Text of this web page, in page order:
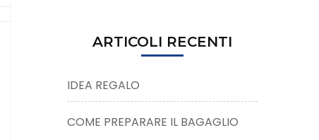
ARTICOLI RECENTI
IDEA REGALO
COME PREPARARE IL BAGAGLIO